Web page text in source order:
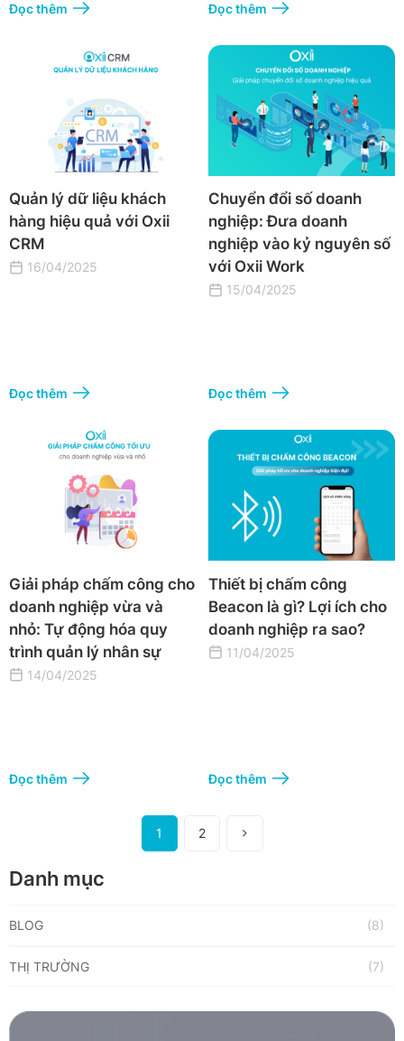
Đọc thêm Đọc thêm
Quản lý dữ liệu khách
hàng hiệu quả với Oxii
CRM
16/04/2025
Đọc thêm
Chuyển đổi số doanh
nghiệp: Đưa doanh
nghiệp vào kỷ nguyên số
với Oxii Work
15/04/2025
Đọc thêm
Giải pháp chấm công cho
doanh nghiệp vừa và
nhỏ: Tự động hóa quy
trình quản lý nhân sự
14/04/2025
Đọc thêm
Thiết bị chấm công
Beacon là gì? Lợi ích cho
doanh nghiệp ra sao?
11/04/2025
Đọc thêm
1 2
Danh mục
BLOG (8)
THỊ TRƯỜNG (7)